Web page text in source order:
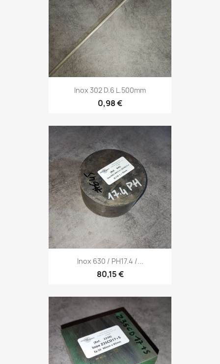
Inox 302 D.6 L.500mm
0,98 €
Inox 630 / PH17.4 /...
80,15 €